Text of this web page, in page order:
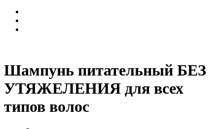
Шампунь питательный БЕЗ
УТЯЖЕЛЕНИЯ для всех
типов волос